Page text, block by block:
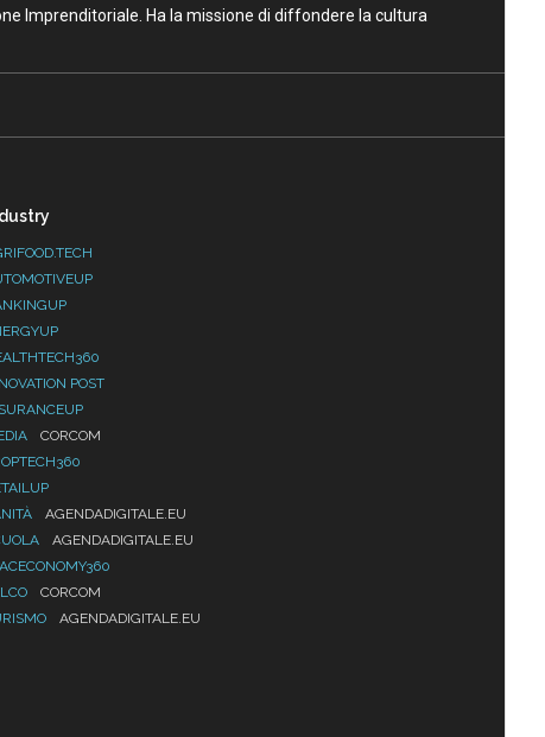
Imprenditoriale. Ha la missione di diffondere la cultura
POST
CORCOM
AGENDADIGITALE.EU
AGENDADIGITALE.EU
CORCOM
AGENDADIGITALE.EU